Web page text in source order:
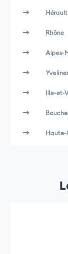
Hérault
Rhône
Alpes-
Ille-et-
Haute-